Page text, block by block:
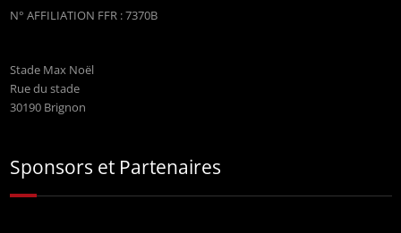
N° AFFILIATION FFR : 7370B
Stade Max Noël
Rue du stade
30190 Brignon
Sponsors et Partenaires